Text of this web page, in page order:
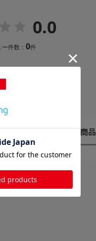
0.0
件数： 0件
商
。